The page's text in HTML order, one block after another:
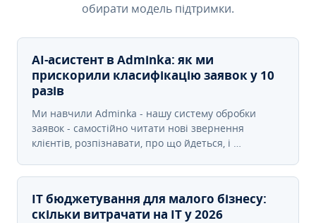
обирати модель підтримки.
AI-асистент в Adminka: як ми
прискорили класифікацію заявок у 10
разів
Ми навчили Adminka - нашу систему обробки
заявок - самостійно читати нові звернення
клієнтів, розпізнавати, про що йдеться, і …
IT бюджетування для малого бізнесу:
скільки витрачати на IT у 2026